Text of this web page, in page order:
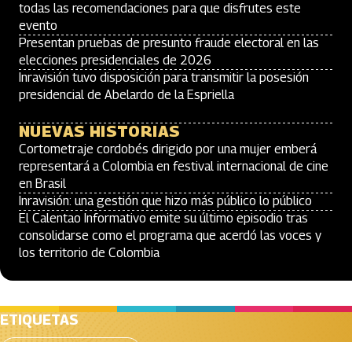
todas las recomendaciones para que disfrutes este
evento
Presentan pruebas de presunto fraude electoral en las
elecciones presidenciales de 2026
Inravisión tuvo disposición para transmitir la posesión
presidencial de Abelardo de la Espriella
NUEVAS HISTORIAS
Cortometraje cordobés dirigido por una mujer emberá
representará a Colombia en festival internacional de cine
en Brasil
Inravisión: una gestión que hizo más público lo público
El Calentao Informativo emite su último episodio tras
consolidarse como el programa que acerdó las voces y
los territorio de Colombia
ETIQUETAS